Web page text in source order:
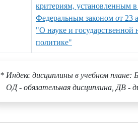
критериям, установленным в
Федеральным законом от 23
"О науке и государственной
политике"
* Индекс дисциплины в учебном плане:
ОД - обязательная дисциплина, ДВ -